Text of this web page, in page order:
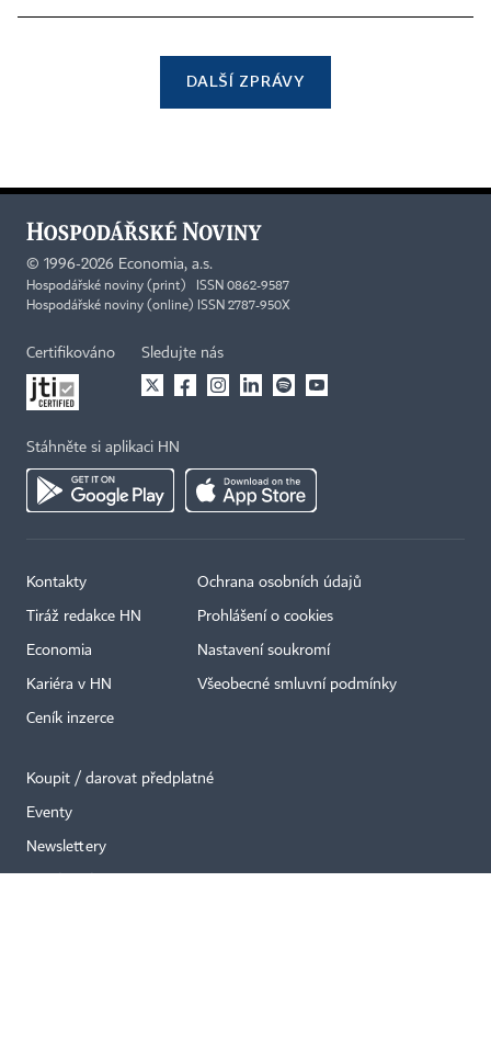
DALŠÍ ZPRÁVY
© 1996-2026 Economia, a.s.
Hospodářské noviny (print) ISSN 0862-9587
Hospodářské noviny (online) ISSN 2787-950X
Certifikováno Sledujte nás
Stáhněte si aplikaci HN
Kontakty
Tiráž redakce HN
Economia
Kariéra v HN
Ceník inzerce
Ochrana osobních údajů
Prohlášení o cookies
Nastavení soukromí
Všeobecné smluvní podmínky
Koupit / darovat předplatné
Eventy
Newslettery